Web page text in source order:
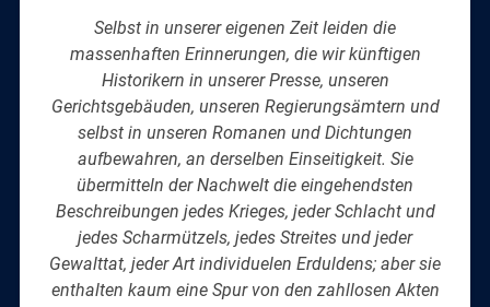
Selbst in unserer eigenen Zeit leiden die
massenhaften Erinnerungen, die wir künftigen
Historikern in unserer Presse, unseren
Gerichtsgebäuden, unseren Regierungsämtern und
selbst in unseren Romanen und Dichtungen
aufbewahren, an derselben Einseitigkeit. Sie
übermitteln der Nachwelt die eingehendsten
Beschreibungen jedes Krieges, jeder Schlacht und
jedes Scharmützels, jedes Streites und jeder
Gewalttat, jeder Art individuelen Erduldens; aber sie
enthalten kaum eine Spur von den zahllosen Akten